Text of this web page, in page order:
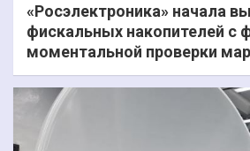
«Росэлектроника» начала
фискальных накопителей с
моментальной проверки